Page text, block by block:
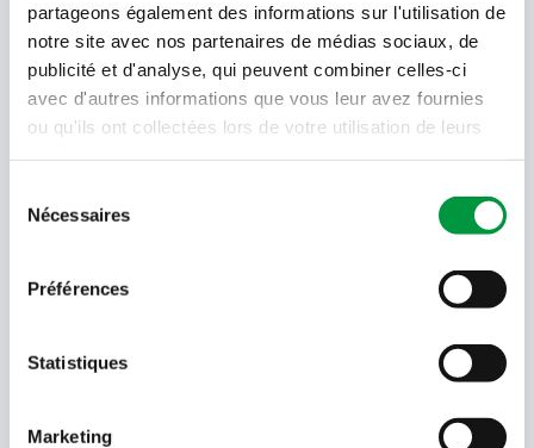
partageons également des informations sur l'utilisation de
notre site avec nos partenaires de médias sociaux, de
publicité et d'analyse, qui peuvent combiner celles-ci
avec d'autres informations que vous leur avez fournies
ou qu'ils ont collectées lors de votre utilisation de leurs
Nécessaires
Préférences
Statistiques
Marketing
Offres, recettes, promotions et offres exclusives en
avant-première ! Recevez-les dans votre boîte de
réception !
Votre
adresse
Language
Quel code est dans l'image ?
Saisissez les caractères présents
recevoir des e-mails de Cactus et acceptez la politique de
données de Cactus.